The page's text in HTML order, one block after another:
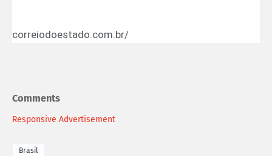
correiodoestado.com.br/
Comments
Responsive Advertisement
Brasil